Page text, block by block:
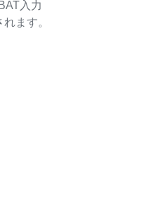
入力
ます。